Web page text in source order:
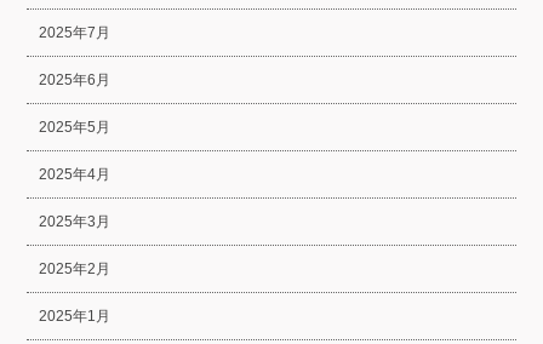
2025年7月
2025年6月
2025年5月
2025年4月
2025年3月
2025年2月
2025年1月